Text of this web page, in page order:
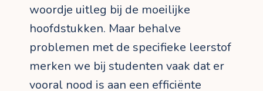
woordje uitleg bij de moeilijke
hoofdstukken. Maar behalve
problemen met de specifieke leerstof
merken we bij studenten vaak dat er
vooral nood is aan een efficiënte